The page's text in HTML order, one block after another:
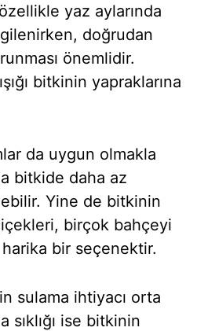
yaz aylarında
doğrudan
önemlidir.
bitkinin yapraklarına
da uygun olmakla
bitkide daha az
Yine de bitkinin
birçok bahçeyi
bir seçenektir.
sulama ihtiyacı orta
sıklığı ise bitkinin